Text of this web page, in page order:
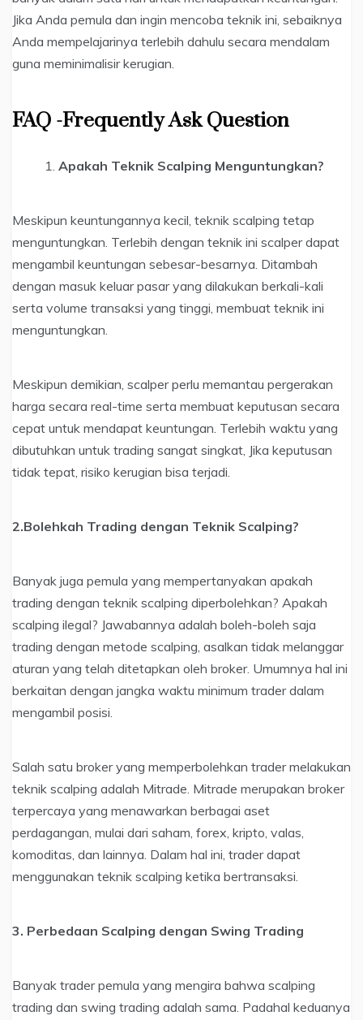
Jika Anda pemula dan ingin mencoba teknik ini, sebaiknya
Anda mempelajarinya terlebih dahulu secara mendalam
guna meminimalisir kerugian.
FAQ -Frequently Ask Question
Apakah Teknik Scalping Menguntungkan?
Meskipun keuntungannya kecil, teknik scalping tetap
menguntungkan. Terlebih dengan teknik ini scalper dapat
mengambil keuntungan sebesar-besarnya. Ditambah
dengan masuk keluar pasar yang dilakukan berkali-kali
serta volume transaksi yang tinggi, membuat teknik ini
menguntungkan.
Meskipun demikian, scalper perlu memantau pergerakan
harga secara real-time serta membuat keputusan secara
cepat untuk mendapat keuntungan. Terlebih waktu yang
dibutuhkan untuk trading sangat singkat, Jika keputusan
tidak tepat, risiko kerugian bisa terjadi.
2.Bolehkah Trading dengan Teknik Scalping?
Banyak juga pemula yang mempertanyakan apakah
trading dengan teknik scalping diperbolehkan? Apakah
scalping ilegal? Jawabannya adalah boleh-boleh saja
trading dengan metode scalping, asalkan tidak melanggar
aturan yang telah ditetapkan oleh broker. Umumnya hal ini
berkaitan dengan jangka waktu minimum trader dalam
mengambil posisi.
Salah satu broker yang memperbolehkan trader melakukan
teknik scalping adalah Mitrade. Mitrade merupakan broker
terpercaya yang menawarkan berbagai aset
perdagangan, mulai dari saham, forex, kripto, valas,
komoditas, dan lainnya. Dalam hal ini, trader dapat
menggunakan teknik scalping ketika bertransaksi.
3. Perbedaan Scalping dengan Swing Trading
Banyak trader pemula yang mengira bahwa scalping
trading dan swing trading adalah sama. Padahal keduanya